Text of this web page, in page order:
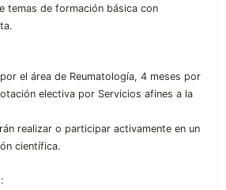
temas de formación básica con
el área de Reumatología, 4 meses por
electiva por Servicios afines a la
realizar o participar activamente en un
científica.